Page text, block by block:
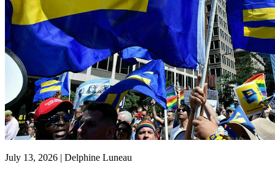
July 13, 2026 | Delphine Luneau